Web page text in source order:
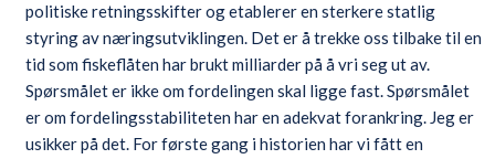
politiske retningsskifter og etablerer en sterkere statlig
styring av næringsutviklingen. Det er å trekke oss tilbake til en
tid som fiskeflåten har brukt milliarder på å vri seg ut av.
Spørsmålet er ikke om fordelingen skal ligge fast. Spørsmålet
er om fordelingsstabiliteten har en adekvat forankring. Jeg er
usikker på det. For første gang i historien har vi fått en